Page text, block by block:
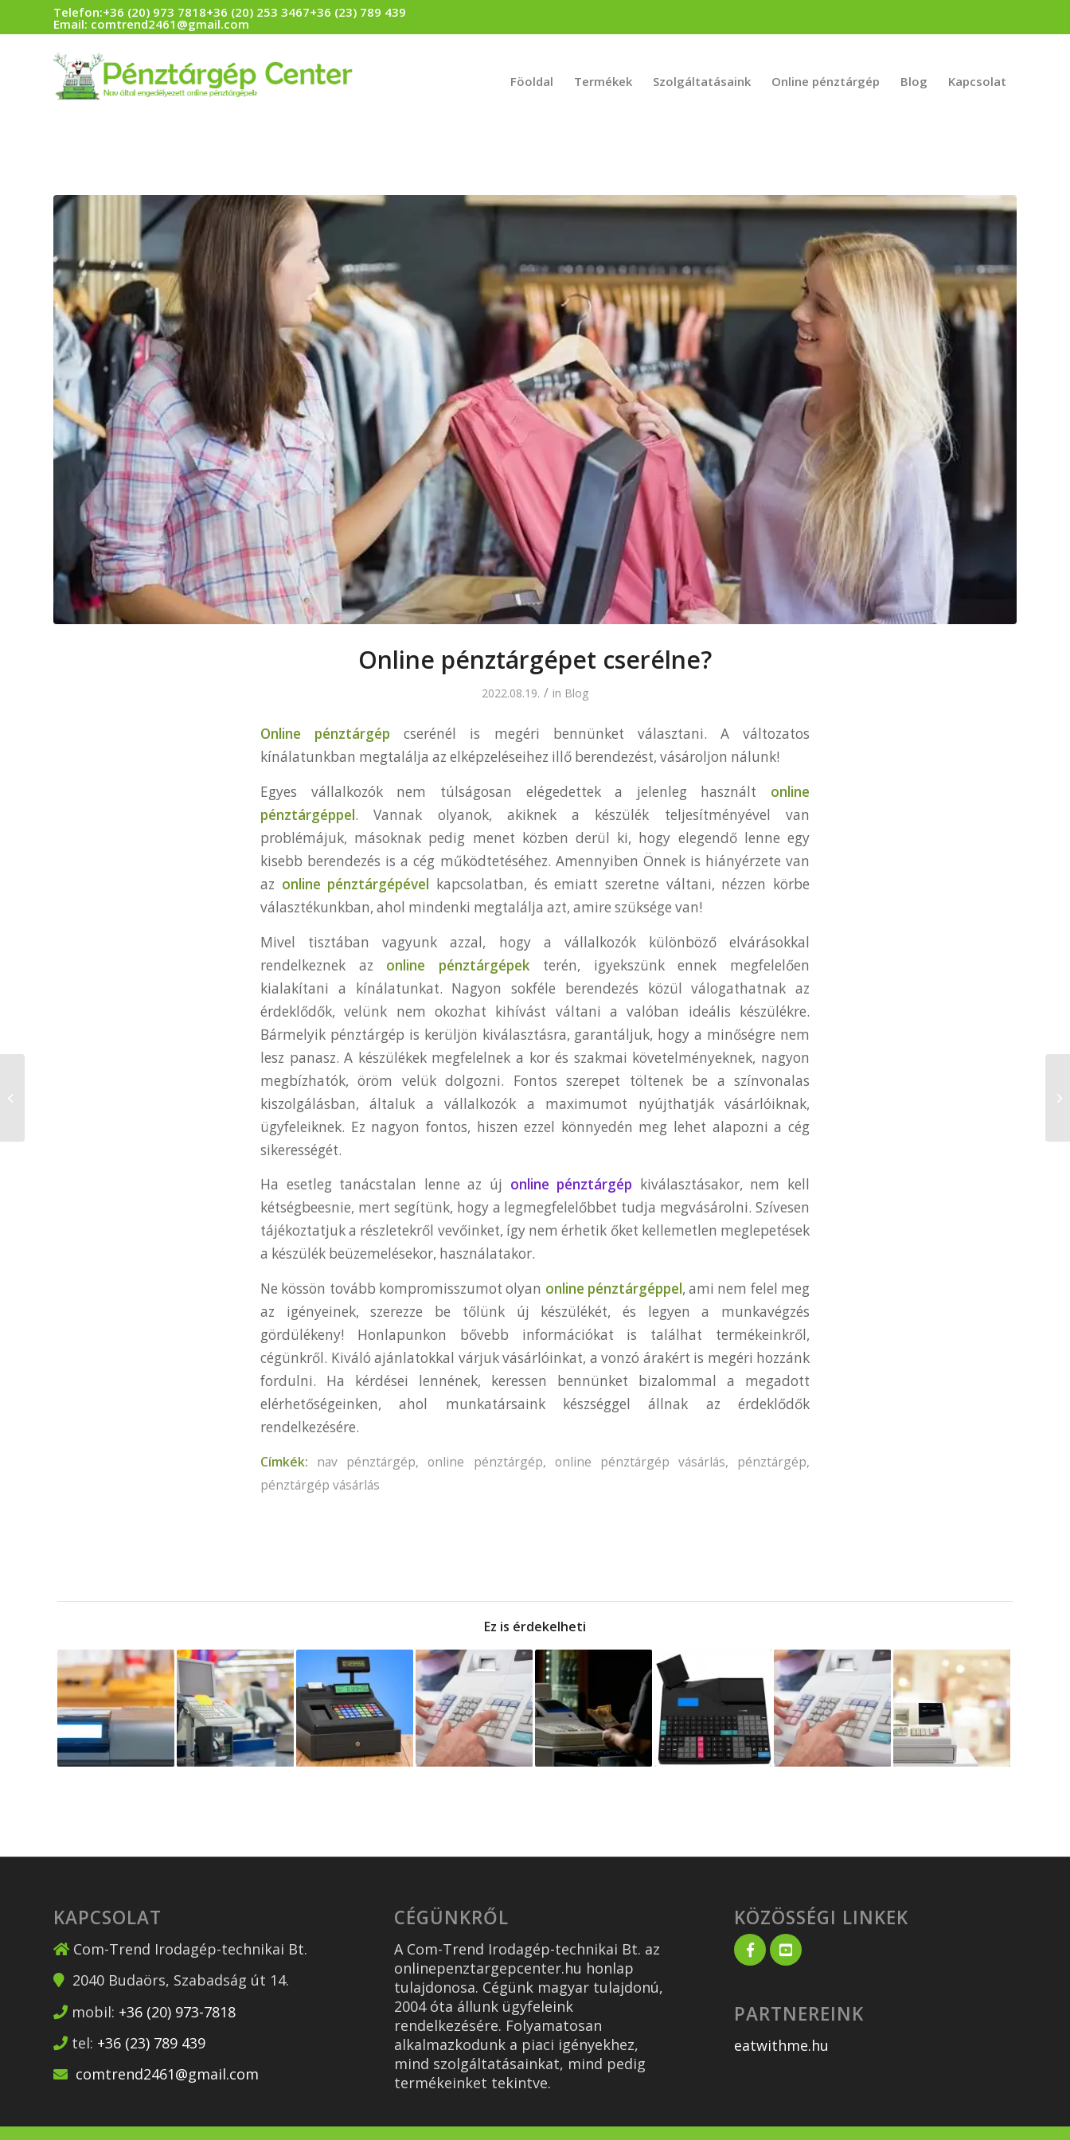
Telefon:+36 (20) 973 7818+36 (20) 253 3467+36 (23) 789 439
Email: comtrend2461@gmail.com
Föoldal Termékek Szolgáltatásaink Online pénztárgép Blog Kapcsolat
Online pénztárgépet cserélne?
2022.08.19. / in Blog
Online pénztárgép cserénél is megéri bennünket választani. A változatos
kínálatunkban megtalálja az elképzeléseihez illő berendezést, vásároljon nálunk!
Egyes vállalkozók nem túlságosan elégedettek a jelenleg használt online
pénztárgéppel. Vannak olyanok, akiknek a készülék teljesítményével van
problémájuk, másoknak pedig menet közben derül ki, hogy elegendő lenne egy
kisebb berendezés is a cég működtetéséhez. Amennyiben Önnek is hiányérzete van
az online pénztárgépével kapcsolatban, és emiatt szeretne váltani, nézzen körbe
választékunkban, ahol mindenki megtalálja azt, amire szüksége van!
Mivel tisztában vagyunk azzal, hogy a vállalkozók különböző elvárásokkal
rendelkeznek az online pénztárgépekterén, igyekszünk ennek megfelelően
kialakítani a kínálatunkat. Nagyon sokféle berendezés közül válogathatnak az
érdeklődők, velünk nem okozhat kihívást váltani a valóban ideális készülékre.
Bármelyik pénztárgép is kerüljön kiválasztásra, garantáljuk, hogy a minőségre nem
lesz panasz. A készülékek megfelelnek a kor és szakmai követelményeknek, nagyon
megbízhatók, öröm velük dolgozni. Fontos szerepet töltenek be a színvonalas
kiszolgálásban, általuk a vállalkozók a maximumot nyújthatják vásárlóiknak,
ügyfeleiknek. Ez nagyon fontos, hiszen ezzel könnyedén meg lehet alapozni a cég
sikerességét.
Ha esetleg tanácstalan lenne az új online pénztárgép kiválasztásakor, nem kell
kétségbeesnie, mert segítünk, hogy a legmegfelelőbbet tudja megvásárolni. Szívesen
tájékoztatjuk a részletekről vevőinket, így nem érhetik őket kellemetlen meglepetések
a készülék beüzemelésekor, használatakor.
Ne kössön tovább kompromisszumot olyan online pénztárgéppel, ami nem felel meg
az igényeinek, szerezze be tőlünk új készülékét, és legyen a munkavégzés
gördülékeny! Honlapunkon bővebb információkat is találhat termékeinkről,
cégünkről. Kiváló ajánlatokkal várjuk vásárlóinkat, a vonzó árakért is megéri hozzánk
fordulni. Ha kérdései lennének, keressen bennünket bizalommal a megadott
elérhetőségeinken, ahol munkatársaink készséggel állnak az érdeklődők
rendelkezésére.
Címkék: nav pénztárgép,online pénztárgép, online pénztárgép vásárlás, pénztárgép,
pénztárgép vásárlás
Ez is érdekelheti
KAPCSOLAT
Com-Trend Irodagép-technikai Bt.
2040 Budaörs, Szabadság út 14.
mobil: +36 (20) 973-7818
tel: +36 (23) 789 439
comtrend2461@gmail.com
CÉGÜNKRŐL
A Com-Trend Irodagép-technikai Bt. az
onlinepenztargepcenter.hu honlap
tulajdonosa. Cégünk magyar tulajdonú,
2004 óta állunk ügyfeleink
rendelkezésére. Folyamatosan
alkalmazkodunk a piaci igényekhez,
mind szolgáltatásainkat, mind pedig
termékeinket tekintve.
KÖZÖSSÉGI LINKEK
PARTNEREINK
eatwithme.hu